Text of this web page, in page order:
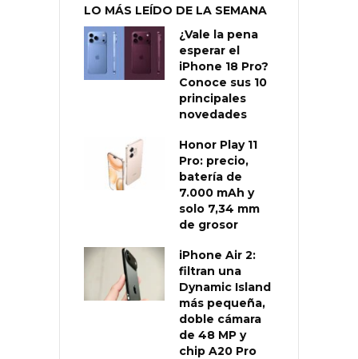
LO MÁS LEÍDO DE LA SEMANA
¿Vale la pena
esperar el
iPhone 18 Pro?
Conoce sus 10
principales
novedades
Honor Play 11
Pro: precio,
batería de
7.000 mAh y
solo 7,34 mm
de grosor
iPhone Air 2:
filtran una
Dynamic Island
más pequeña,
doble cámara
de 48 MP y
chip A20 Pro